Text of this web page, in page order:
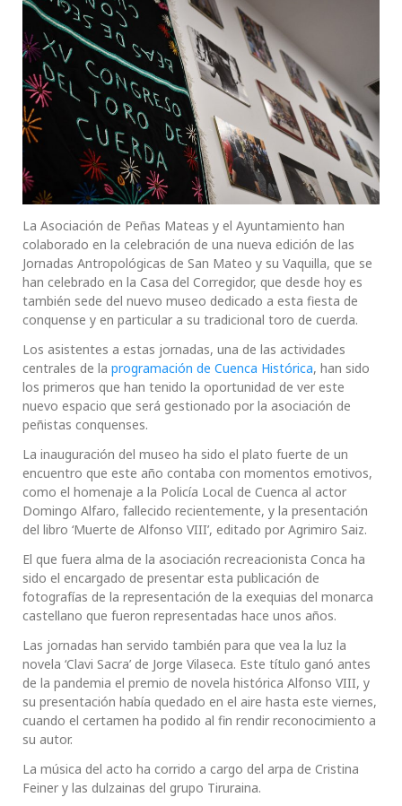
La Asociación de Peñas Mateas y el Ayuntamiento han
colaborado en la celebración de una nueva edición de las
Jornadas Antropológicas de San Mateo y su Vaquilla, que se
han celebrado en la Casa del Corregidor, que desde hoy es
también sede del nuevo museo dedicado a esta fiesta de
conquense y en particular a su tradicional toro de cuerda.
Los asistentes a estas jornadas, una de las actividades
centrales de la programación de Cuenca Histórica, han sido
los primeros que han tenido la oportunidad de ver este
nuevo espacio que será gestionado por la asociación de
peñistas conquenses.
La inauguración del museo ha sido el plato fuerte de un
encuentro que este año contaba con momentos emotivos,
como el homenaje a la Policía Local de Cuenca al actor
Domingo Alfaro, fallecido recientemente, y la presentación
del libro ‘Muerte de Alfonso VIII’, editado por Agrimiro Saiz.
El que fuera alma de la asociación recreacionista Conca ha
sido el encargado de presentar esta publicación de
fotografías de la representación de la exequias del monarca
castellano que fueron representadas hace unos años.
Las jornadas han servido también para que vea la luz la
novela ‘Clavi Sacra’ de Jorge Vilaseca. Este título ganó antes
de la pandemia el premio de novela histórica Alfonso VIII, y
su presentación había quedado en el aire hasta este viernes,
cuando el certamen ha podido al fin rendir reconocimiento a
su autor.
La música del acto ha corrido a cargo del arpa de Cristina
Feiner y las dulzainas del grupo Tiruraina.